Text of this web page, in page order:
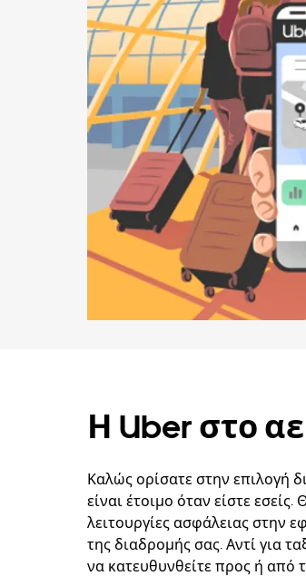
Η Uber στο
Καλώς ορίσατε στην επιλογή
είναι έτοιμο όταν είστε
λειτουργίες ασφάλειας στην
της διαδρομής σας. Αντί για
να κατευθυνθείτε προς ή από